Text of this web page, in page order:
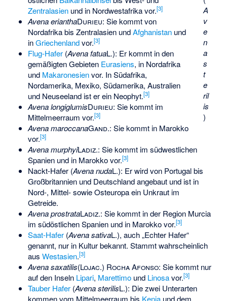
A
v
e
n
a
s
t
e
ril
is
)
Zentralasienund in Nordwestafrika vor.[3]
Avena erianthaDurieu: Sie kommt von
Nordafrika bis Zentralasien undAfghanistanund
inGriechenlandvor.[3]
Flug-Hafer(Avena fatuaL.): Er kommt in den
gemäßigten Gebieten Eurasiens, in Nordafrika
und Makaronesienvor. In Südafrika,
Nordamerika, Mexiko, Südamerika, Australien
und Neuseeland ist er ein Neophyt.[3]
Avena longiglumisDurieu: Sie kommt im
Mittelmeerraum vor.[3]
Avena maroccanaGand.: Sie kommt in Marokko
vor.[3]
Avena murphyiLadiz.: Sie kommt im südwestlichen
Spanien und in Marokko vor.[3]
Nackt-Hafer(Avena nudaL.): Er wird von Portugal bis
Großbritannien und Deutschland angebaut und ist in
Nord-, Mittel- sowie Osteuropa ein Unkraut im
Getreide.
Avena prostrataLadiz.: Sie kommt in der Region Murcia
im südöstlichen Spanien und in Marokko vor.[3]
Saat-Hafer(Avena sativaL.), auch „Echter Hafer“
genannt, nur in Kultur bekannt. Stammt wahrscheinlich
aus Westasien.[3]
Avena saxatilis(Lojac.) Rocha Afonso: Sie kommt nur
auf den Inseln Lipari, Marettimound Linosavor.[3]
Tauber Hafer(Avena sterilisL.): Die zwei Unterarten
kommen vom Mittelmeerraum bis Keniaund dem